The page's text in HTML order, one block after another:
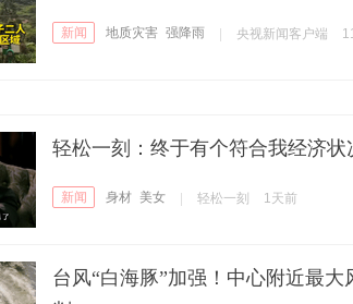
新闻 地质灾害 强降雨 央视新闻客户端
轻松一刻：终于有个符合我经济状
新闻 身材 美女 轻松一刻 1天前
台风“白海豚”加强！中心附近最大